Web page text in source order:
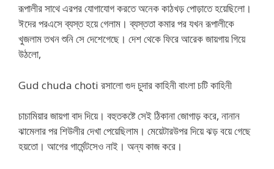
রূপালীর সাথে এরপর যোগাযোগ করতে অনেক কাঠখড় পোড়াতে হয়েছিলো।
ঈদের পরএসে ব্যস্ত হয়ে গেলাম। ব্যস্ততা কমার পর যখন রূপালীকে
খুজলাম তখন শুনি সে দেশেগেছে। দেশ থেকে ফিরে আরেক জায়গায় গিয়ে
উঠলো,
Gud chuda choti রসালো গুদ চুদার কাহিনী বাংলা চটি কাহিনী
চাচামিয়ার জায়গা বাদ দিয়ে। বহুতকষ্টে সেই ঠিকানা জোগাড় করে, নানান
ঝামেলার পর শিউলীর দেখা পেয়েছিলাম। মেয়েটারউপর দিয়ে ঝড় বয়ে গেছে
হয়তো। আগের গার্মেন্টসেও নাই। অন্য কাজ করে।